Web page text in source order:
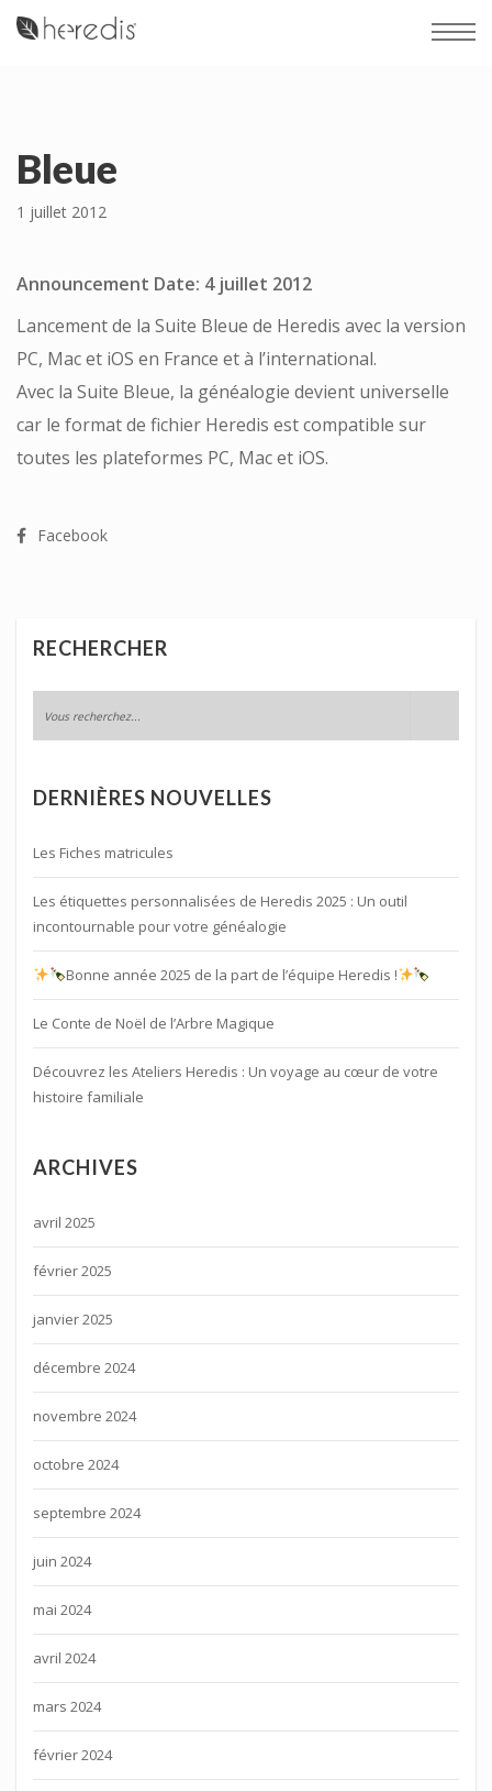
Bleue
1 juillet 2012
Announcement Date: 4 juillet 2012
Lancement de la Suite Bleue de Heredis avec la version
PC, Mac et iOS en France et à l’international.
Avec la Suite Bleue, la généalogie devient universelle
car le format de fichier Heredis est compatible sur
toutes les plateformes PC, Mac et iOS.
Facebook
RECHERCHER
DERNIÈRES NOUVELLES
Les Fiches matricules
Les étiquettes personnalisées de Heredis 2025 : Un outil
incontournable pour votre généalogie
Bonne année 2025 de la part de l’équipe Heredis !
Le Conte de Noël de l’Arbre Magique
Découvrez les Ateliers Heredis : Un voyage au cœur de votre
histoire familiale
ARCHIVES
avril 2025
février 2025
janvier 2025
décembre 2024
novembre 2024
octobre 2024
septembre 2024
juin 2024
mai 2024
avril 2024
mars 2024
février 2024